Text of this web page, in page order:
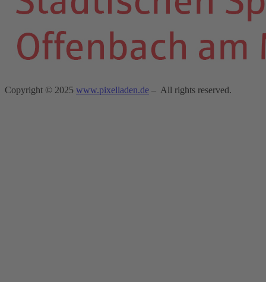
Copyright © 2025 www.pixelladen.de – All rights reserved.